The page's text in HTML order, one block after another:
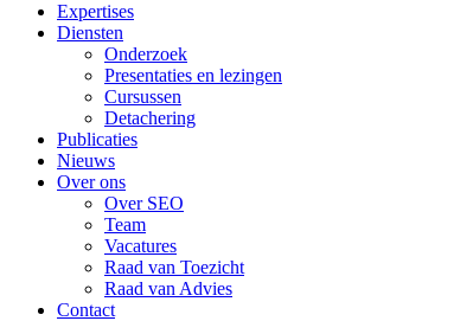
Expertises
Diensten
Onderzoek
Presentaties en lezingen
Cursussen
Detachering
Publicaties
Nieuws
Over ons
Over SEO
Team
Vacatures
Raad van Toezicht
Raad van Advies
Contact